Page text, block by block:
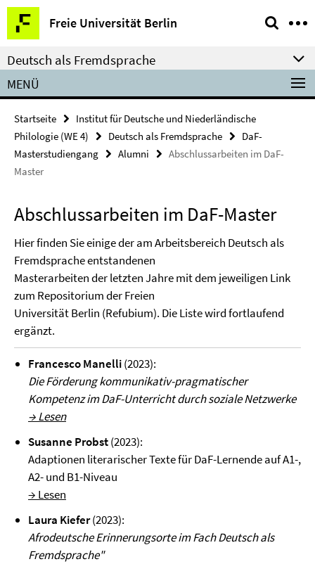
Springe
direkt
zu
Inhalt
Freie Universität Berlin
Service-
Navigation
Deutsch als Fremdsprache
MENÜ
Startseite
Institut für Deutsche und Niederländische
Philologie (WE 4)
Deutsch als Fremdsprache
DaF-
Masterstudiengang
Alumni
Abschlussarbeiten im DaF-
Master
Abschlussarbeiten im DaF-Master
Hier finden Sie einige der am Arbeitsbereich Deutsch als
Fremdsprache entstandenen
Masterarbeiten der letzten Jahre mit dem jeweiligen Link
zum Repositorium der Freien
Universität Berlin (Refubium). Die Liste wird fortlaufend
ergänzt.
Francesco Manelli(2023):
Die Förderung kommunikativ-pragmatischer
Kompetenz im DaF-Unterricht durch soziale Netzwerke
→ Lesen
Susanne Probst(2023):
Adaptionen literarischer Texte für DaF-Lernende auf A1-,
A2- und B1-Niveau
→ Lesen
Laura Kiefer(2023):
Afrodeutsche Erinnerungsorte im Fach Deutsch als
Fremdsprache"